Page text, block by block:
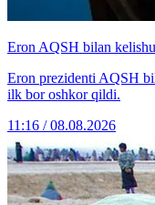
Eron AQSH bilan
Eron prezidenti AQSH
ilk bor oshkor qildi.
11:16 / 08.08.2026